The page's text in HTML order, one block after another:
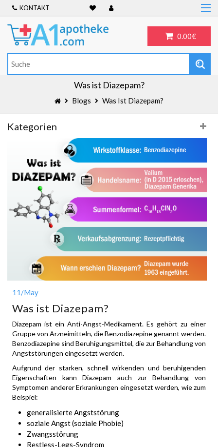
KONTAKT
0.00€
Home
Frauengesundheit
ADHS
Allergien
Blog
Was ist Diazepam?
Blogs Was Ist Diazepam?
Kategorien
11/May
Was ist Diazepam?
Diazepam ist ein Anti-Angst-Medikament. Es gehört zu einer
Gruppe von Arzneimitteln, die Benzodiazepine genannt werden.
Benzodiazepine sind Beruhigungsmittel, die zur Behandlung von
Angststörungen eingesetzt werden.
Aufgrund der starken, schnell wirkenden und beruhigenden
Eigenschaften kann Diazepam auch zur Behandlung von
Symptomen anderer Erkrankungen eingesetzt werden, wie zum
Beispiel:
generalisierte Angststörung
soziale Angst (soziale Phobie)
Zwangsstörung
Restless-Legs-Syndrom